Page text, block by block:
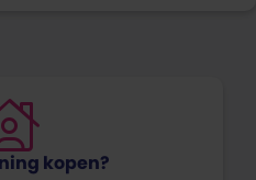
kopen?